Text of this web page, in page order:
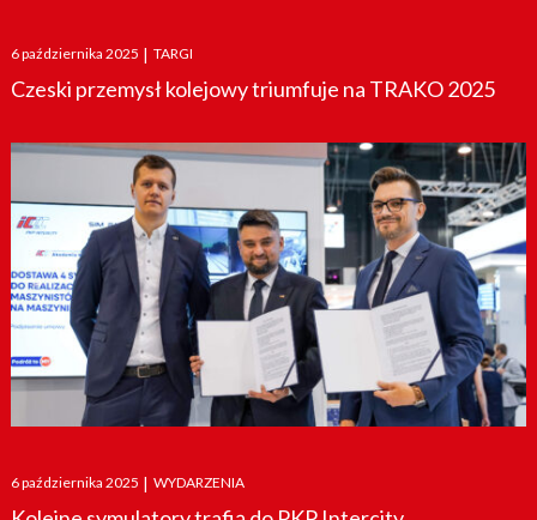
Posted
on
6 października 2025 | TARGI
Czeski przemysł kolejowy triumfuje na TRAKO 2025
Posted
on
6 października 2025 | WYDARZENIA